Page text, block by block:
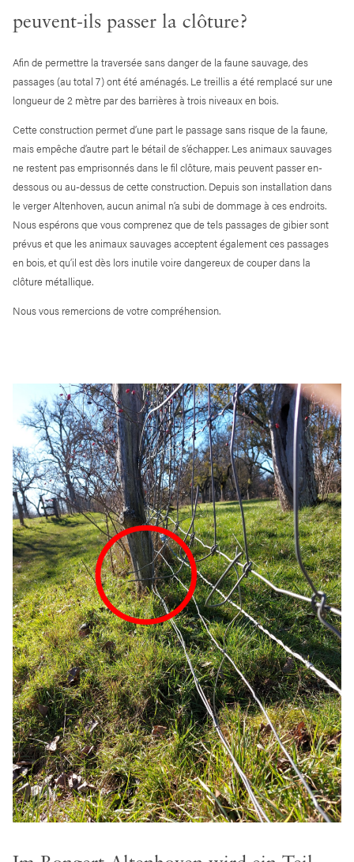
peuvent-ils passer la clôture?
Afin de permettre la traversée sans danger de la faune sauvage, des
passages (au total 7) ont été aménagés. Le treillis a été remplacé sur une
longueur de 2 mètre par des barrières à trois niveaux en bois.
Cette construction permet d’une part le passage sans risque de la faune,
mais empêche d’autre part le bétail de s’échapper. Les animaux sauvages
ne restent pas emprisonnés dans le fil clôture, mais peuvent passer en-
dessous ou au-dessus de cette construction. Depuis son installation dans
le verger Altenhoven, aucun animal n’a subi de dommage à ces endroits.
Nous espérons que vous comprenez que de tels passages de gibier sont
prévus et que les animaux sauvages acceptent également ces passages
en bois, et qu’il est dès lors inutile voire dangereux de couper dans la
clôture métallique.
Nous vous remercions de votre compréhension.